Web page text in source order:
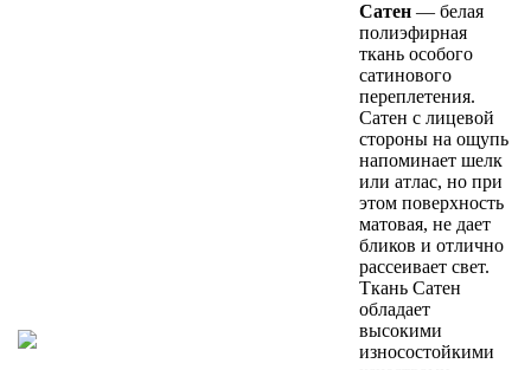
Сатен — белая
полиэфирная
ткань особого
сатинового
переплетения.
Сатен с лицевой
стороны на ощупь
напоминает шелк
или атлас, но при
этом поверхность
матовая, не дает
бликов и отлично
рассеивает свет.
Ткань Сатен
обладает
высокими
износостойкими